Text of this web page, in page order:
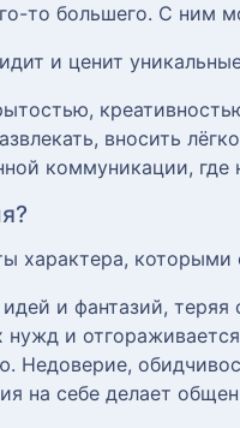
то большего. С ним
и ценит
вносить
коммуникации,
характера,
и фантазий,
нужд и
Недоверие,
на себе делает